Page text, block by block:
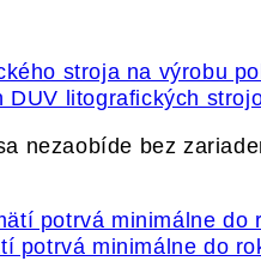
litografických
nezaobíde bez
potrvá minimálne do